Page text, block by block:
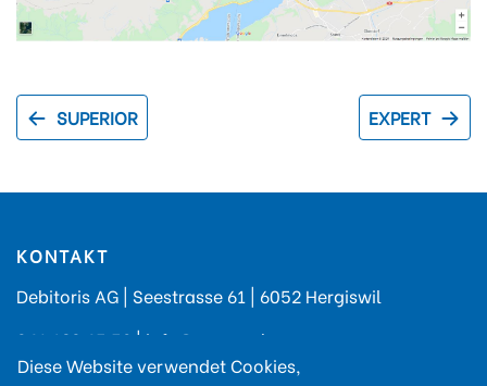
SUPERIOR EXPERT
KONTAKT
Debitoris AG | Seestrasse 61 | 6052 Hergiswil
041 632 45 59 | info@asano.ch
Diese Website verwendet Cookies,